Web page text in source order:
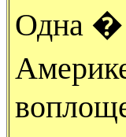
Одна �